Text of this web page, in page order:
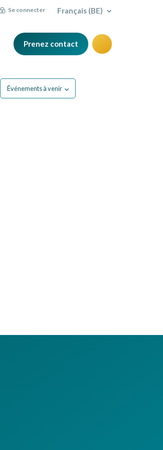
Se connecter Français (BE)
Prenez contact
Événements à venir